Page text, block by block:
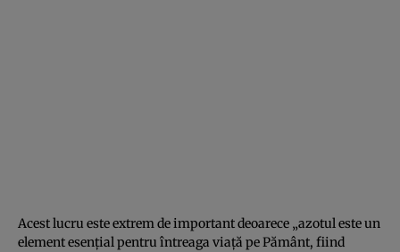
Acest lucru este extrem de important deoarece „azotul este un
element esenţial pentru întreaga viaţă pe Pământ, fiind